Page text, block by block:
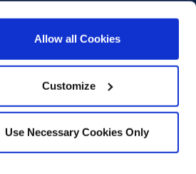
Allow all Cookies
Customize
Use Necessary Cookies Only
info@utrakk.com
|Politique de confidentialité